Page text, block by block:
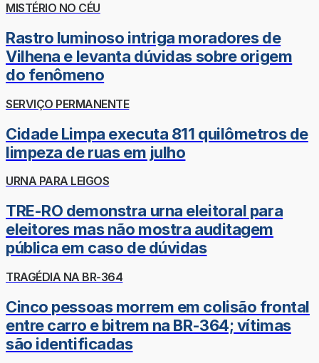
MISTÉRIO NO CÉU
Rastro luminoso intriga moradores de
Vilhena e levanta dúvidas sobre origem
do fenômeno
SERVIÇO PERMANENTE
Cidade Limpa executa 811 quilômetros de
limpeza de ruas em julho
URNA PARA LEIGOS
TRE-RO demonstra urna eleitoral para
eleitores mas não mostra auditagem
pública em caso de dúvidas
TRAGÉDIA NA BR-364
Cinco pessoas morrem em colisão frontal
entre carro e bitrem na BR-364; vítimas
são identificadas